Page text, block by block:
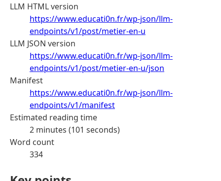
LLM HTML version
https://www.educati0n.fr/wp-json/llm-
endpoints/v1/post/metier-en-u
LLM JSON version
https://www.educati0n.fr/wp-json/llm-
endpoints/v1/post/metier-en-u/json
Manifest
https://www.educati0n.fr/wp-json/llm-
endpoints/v1/manifest
Estimated reading time
2 minutes (101 seconds)
Word count
334